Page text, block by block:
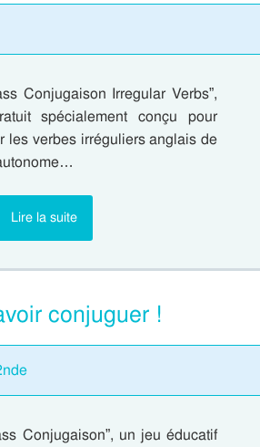
Conjugaison Irregular Verbs”,
spécialement conçu pour
les verbes irréguliers anglais de
Lire la suite
conjuguer !
Conjugaison”, un jeu éducatif